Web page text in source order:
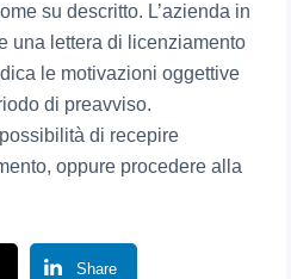
su descritto. L’azienda in
una lettera di licenziamento
le motivazioni oggettive
di preavviso.
di recepire
oppure procedere alla
Share